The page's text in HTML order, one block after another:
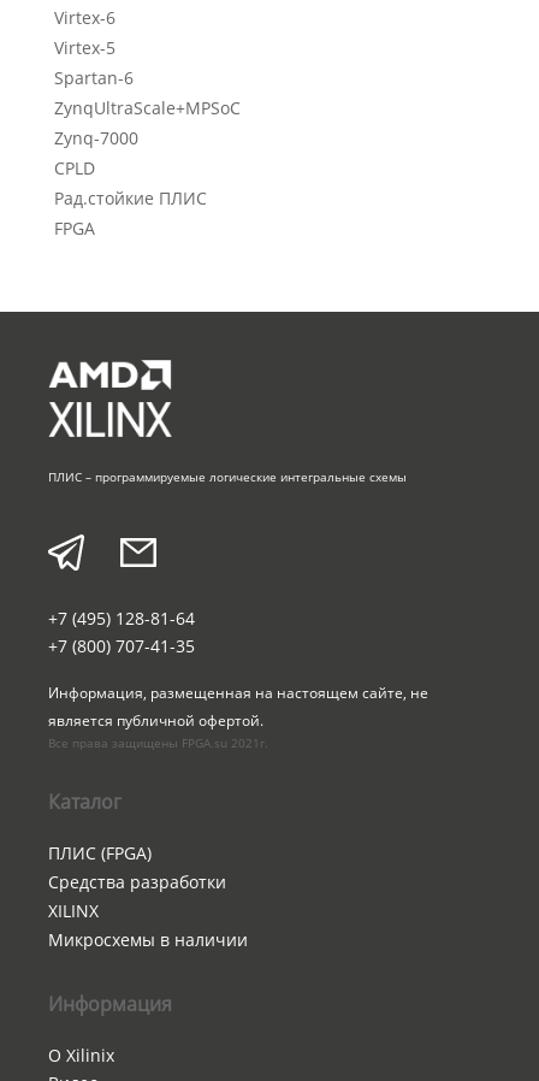
Virtex-6
Virtex-5
Spartan-6
ZynqUltraScale+MPSoC
Zynq-7000
CPLD
Рад.стойкие ПЛИС
FPGA
ПЛИС – программируемые логические интегральные схемы
+7 (495) 128-81-64
+7 (800) 707-41-35
Информация, размещенная на настоящем сайте, не
является публичной офертой.
Все права защищены FPGA.su 2021г.
Каталог
ПЛИС (FPGA)
Средства разработки
XILINX
Микросхемы в наличии
Информация
О Xilinix